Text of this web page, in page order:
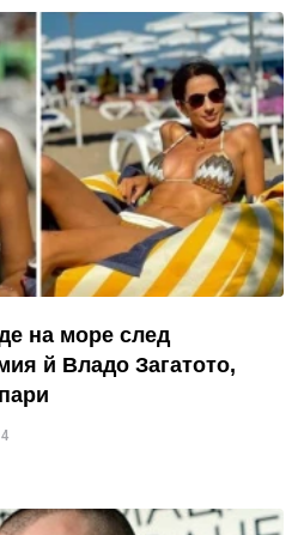
на море след
й Владо Загатото,